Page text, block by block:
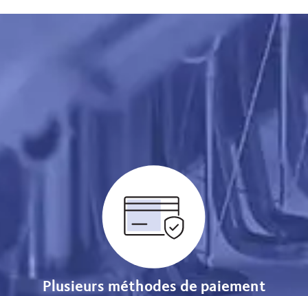
Plusieurs méthodes de paiement